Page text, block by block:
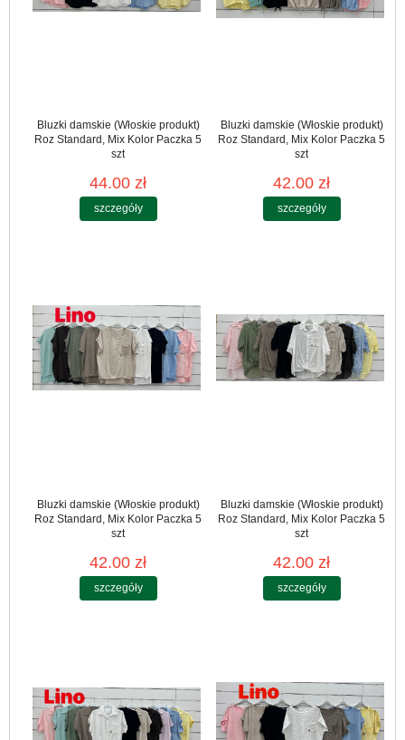
Bluzki damskie (Włoskie produkt)
Roz Standard, Mix Kolor Paczka 5
szt
44.00 zł
szczegóły
Bluzki damskie (Włoskie produkt)
Roz Standard, Mix Kolor Paczka 5
szt
42.00 zł
szczegóły
Bluzki damskie (Włoskie produkt)
Roz Standard, Mix Kolor Paczka 5
szt
42.00 zł
szczegóły
Bluzki damskie (Włoskie produkt)
Roz Standard, Mix Kolor Paczka 5
szt
42.00 zł
szczegóły